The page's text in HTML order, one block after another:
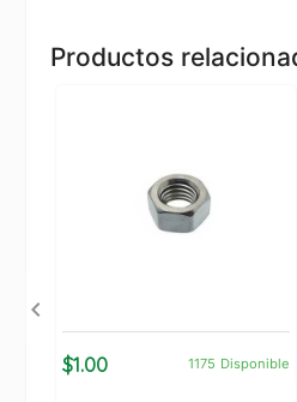
Productos
$1.00 1175 Disponible